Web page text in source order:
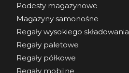
Podesty magazynowe
Magazyny samonośne
Regały wysokiego składowania
Regały paletowe
Regały półkowe
Regały mobilne